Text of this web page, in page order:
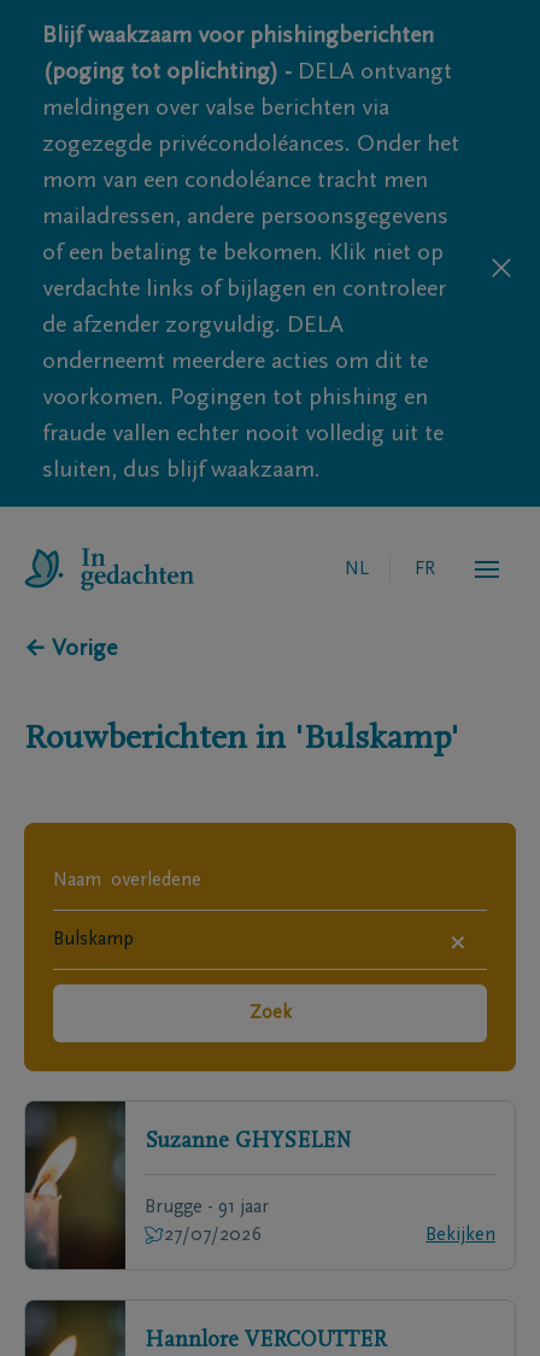
Blijf waakzaam voor phishingberichten
(poging tot oplichting) - DELA ontvangt
meldingen over valse berichten via
zogezegde privécondoléances. Onder het
mom van een condoléance tracht men
mailadressen, andere persoonsgegevens
of een betaling te bekomen. Klik niet op
verdachte links of bijlagen en controleer
de afzender zorgvuldig. DELA
onderneemt meerdere acties om dit te
voorkomen. Pogingen tot phishing en
fraude vallen echter nooit volledig uit te
sluiten, dus blijf waakzaam.
NL FR
← Vorige
Rouwberichten in 'Bulskamp'
×
Zoek
Suzanne GHYSELEN
Brugge - 91 jaar
27/07/2026
Bekijken
Hannlore VERCOUTTER